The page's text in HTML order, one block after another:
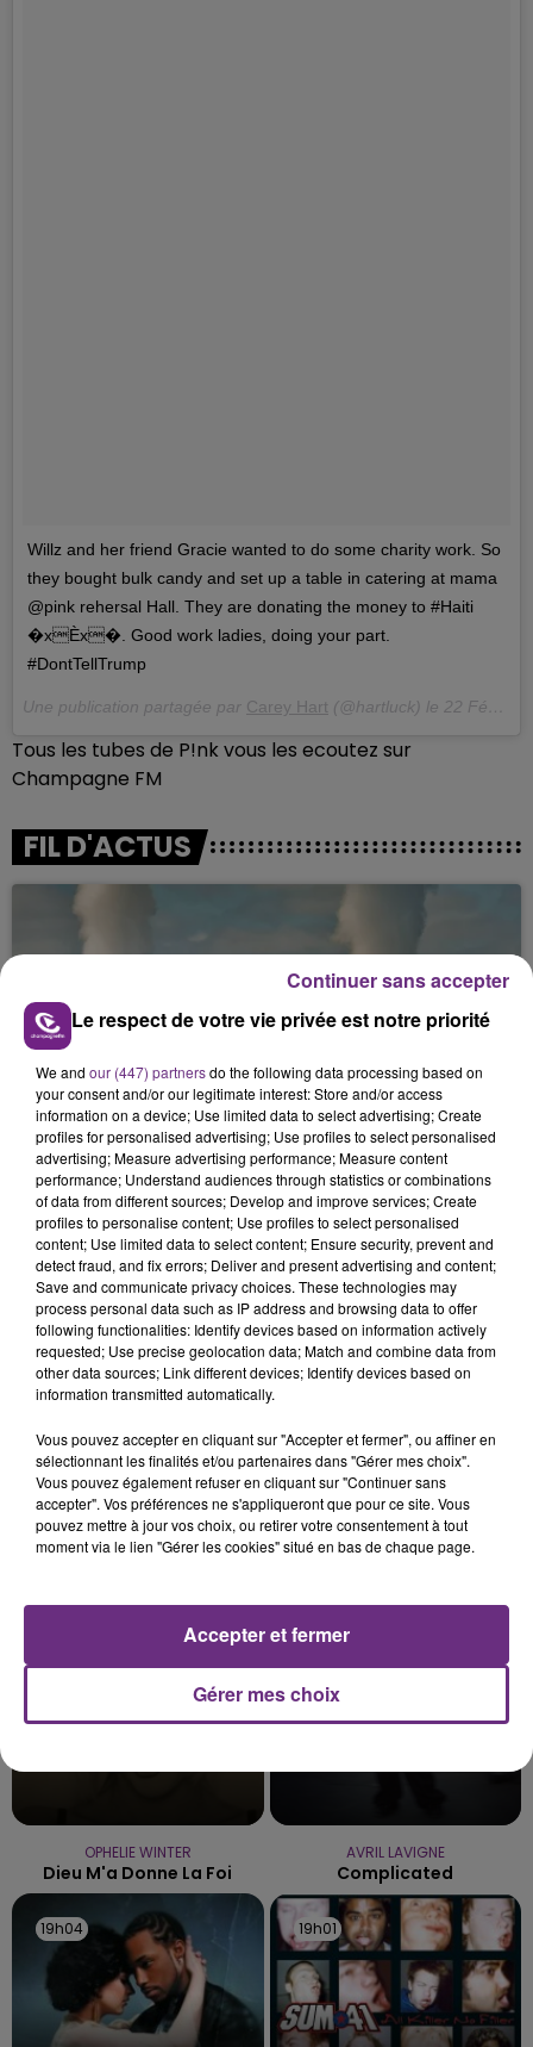
Willz and her friend Gracie wanted to do some charity work. So
they bought bulk candy and set up a table in catering at mama
@pink rehersal Hall. They are donating the money to #Haiti
�xÈx�. Good work ladies, doing your part.
#DontTellTrump
Une publication partagée par Carey Hart (@hartluck) le 22 Févr. 2018 à 6 :37 PST
Tous les tubes de P!nk vous les ecoutez sur
Champagne FM
FIL D'ACTUS
LA CENTRALE NUCLÉAIRE DE CHOOZ
TOUJOURS À L'ARRÊT
Cela fait déjà une semaine que la centrale
nucléaire ardennaise est à l'arrêt. Une situation
justifiée par la sécheresse intense qui est toujours
présente.
LE MAGASIN JOUÉCLUB DE REIMS FERME
SES PORTES
C'était l'une des institutions du centre-ville
rémois. Le magasin JouéClub est contraint de
fermer ses portes.
TITRES DIFFUSÉS
19h12
19h12
OPHELIE WINTER
Dieu M'a Donne La Foi
19h08
19h08
AVRIL LAVIGNE
Complicated
19h04
19h04 19h01
19h01
Le respect de votre vie privée est notre priorité
We and our (447) partnersdo the following data processing based on
your consent and/or our legitimate interest: Store and/or access
information on a device; Use limited data to select advertising; Create
profiles for personalised advertising; Use profiles to select personalised
advertising; Measure advertising performance; Measure content
performance; Understand audiences through statistics or combinations
of data from different sources; Develop and improve services; Create
profiles to personalise content; Use profiles to select personalised
content; Use limited data to select content; Ensure security, prevent and
detect fraud, and fix errors; Deliver and present advertising and content;
Save and communicate privacy choices. These technologies may
process personal data such as IP address and browsing data to offer
following functionalities: Identify devices based on information actively
requested; Use precise geolocation data; Match and combine data from
other data sources; Link different devices; Identify devices based on
information transmitted automatically.
Vous pouvez accepter en cliquant sur "Accepter et fermer", ou affiner en
sélectionnant les finalités et/ou partenaires dans "Gérer mes choix".
Vous pouvez également refuser en cliquant sur "Continuer sans
accepter". Vos préférences ne s'appliqueront que pour ce site. Vous
pouvez mettre à jour vos choix, ou retirer votre consentement à tout
moment via le lien "Gérer les cookies" situé en bas de chaque page.
Gérer mes choix
Accepter et fermer
Continuer sans accepter